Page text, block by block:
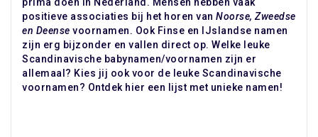
positieve associaties bij het horen van Noorse, Zweedse
en Deense voornamen. Ook Finse en IJslandse namen
zijn erg bijzonder en vallen direct op. Welke leuke
Scandinavische babynamen/voornamen zijn er
allemaal? Kies jij ook voor de leuke Scandinavische
voornamen? Ontdek hier een lijst met unieke namen!